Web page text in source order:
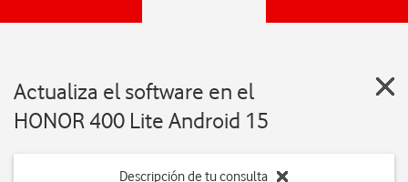
Actualiza el software en el
HONOR 400 Lite Android 15
Descripción de tu consulta